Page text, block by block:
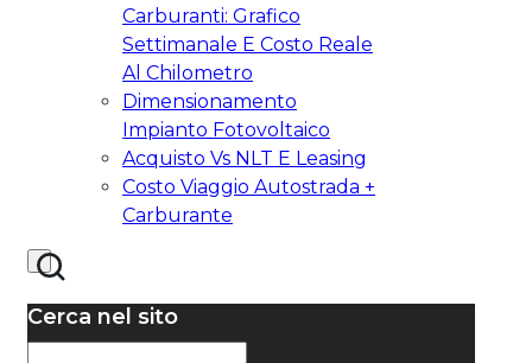
Carburanti: Grafico
Settimanale E Costo Reale
Al Chilometro
Dimensionamento
Impianto Fotovoltaico
Acquisto Vs NLT E Leasing
Costo Viaggio Autostrada +
Carburante
Cerca nel sito